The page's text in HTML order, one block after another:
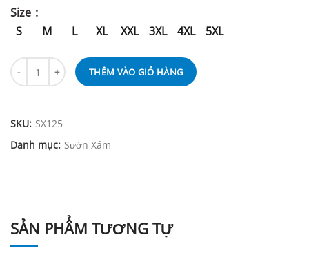
Size
S
M L XL XXL 3XL 4XL 5XL
THÊM VÀO GIỎ HÀNG
SKU: SX125
Danh mục: Sườn Xám
SẢN PHẨM TƯƠNG TỰ